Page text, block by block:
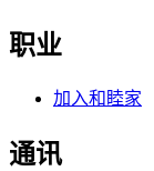
职业
加入和睦家
通讯